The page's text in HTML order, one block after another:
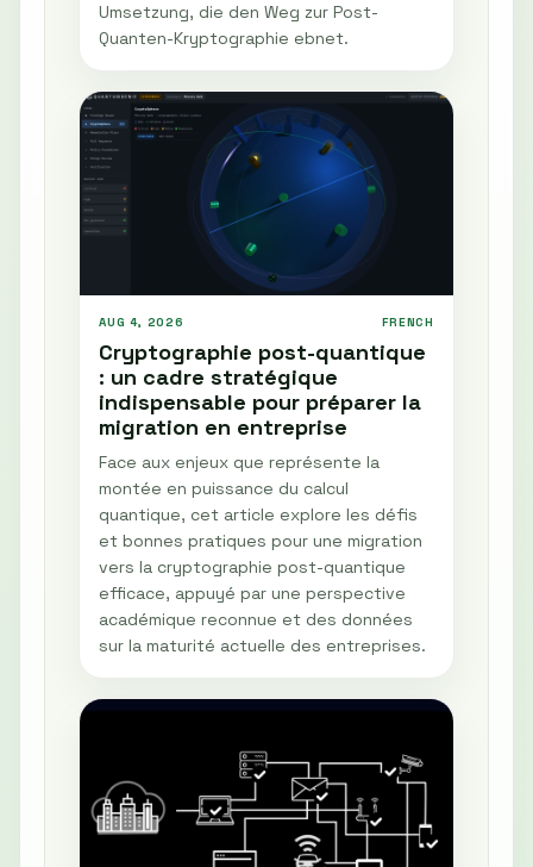
Umsetzung, die den Weg zur Post-
Quanten-Kryptographie ebnet.
AUG 4, 2026 FRENCH
Cryptographie post-quantique
: un cadre stratégique
indispensable pour préparer la
migration en entreprise
Face aux enjeux que représente la
montée en puissance du calcul
quantique, cet article explore les défis
et bonnes pratiques pour une migration
vers la cryptographie post-quantique
efficace, appuyé par une perspective
académique reconnue et des données
sur la maturité actuelle des entreprises.